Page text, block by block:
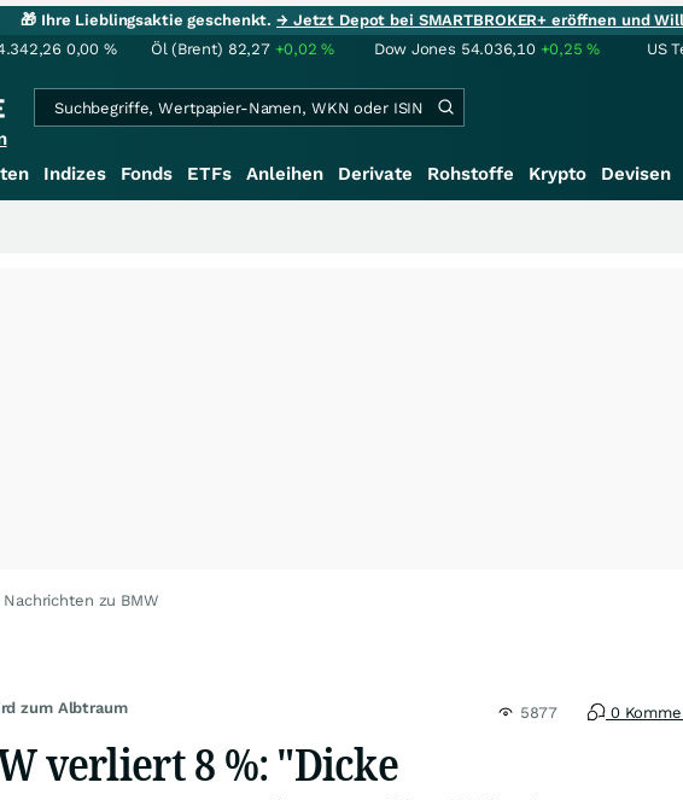
🎁 Ihre Lieblingsaktie geschenkt.→ Jetzt Depot bei SMARTBROKER+ eröffnen und
0,00 % Öl (Brent) 82,27 +0,02% Dow Jones 54.036,10 +0,25% US
Indizes Fonds ETFs Anleihen Derivate Rohstoffe Krypto Devisen
Nachrichten zu BMW
zum Albtraum 5877 0
verliert 8 %: "Dicke